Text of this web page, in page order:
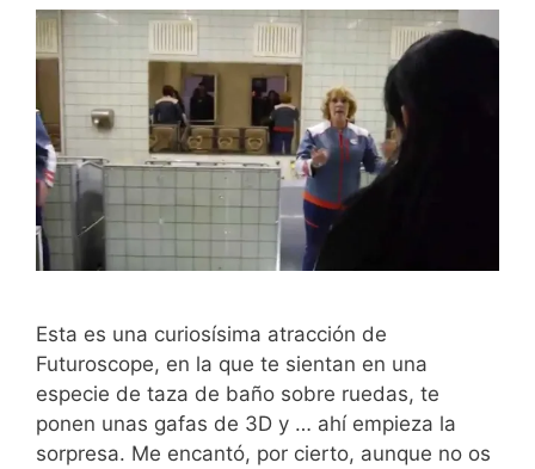
Esta es una curiosísima atracción de
Futuroscope, en la que te sientan en una
especie de taza de baño sobre ruedas, te
ponen unas gafas de 3D y … ahí empieza la
sorpresa. Me encantó, por cierto, aunque no os